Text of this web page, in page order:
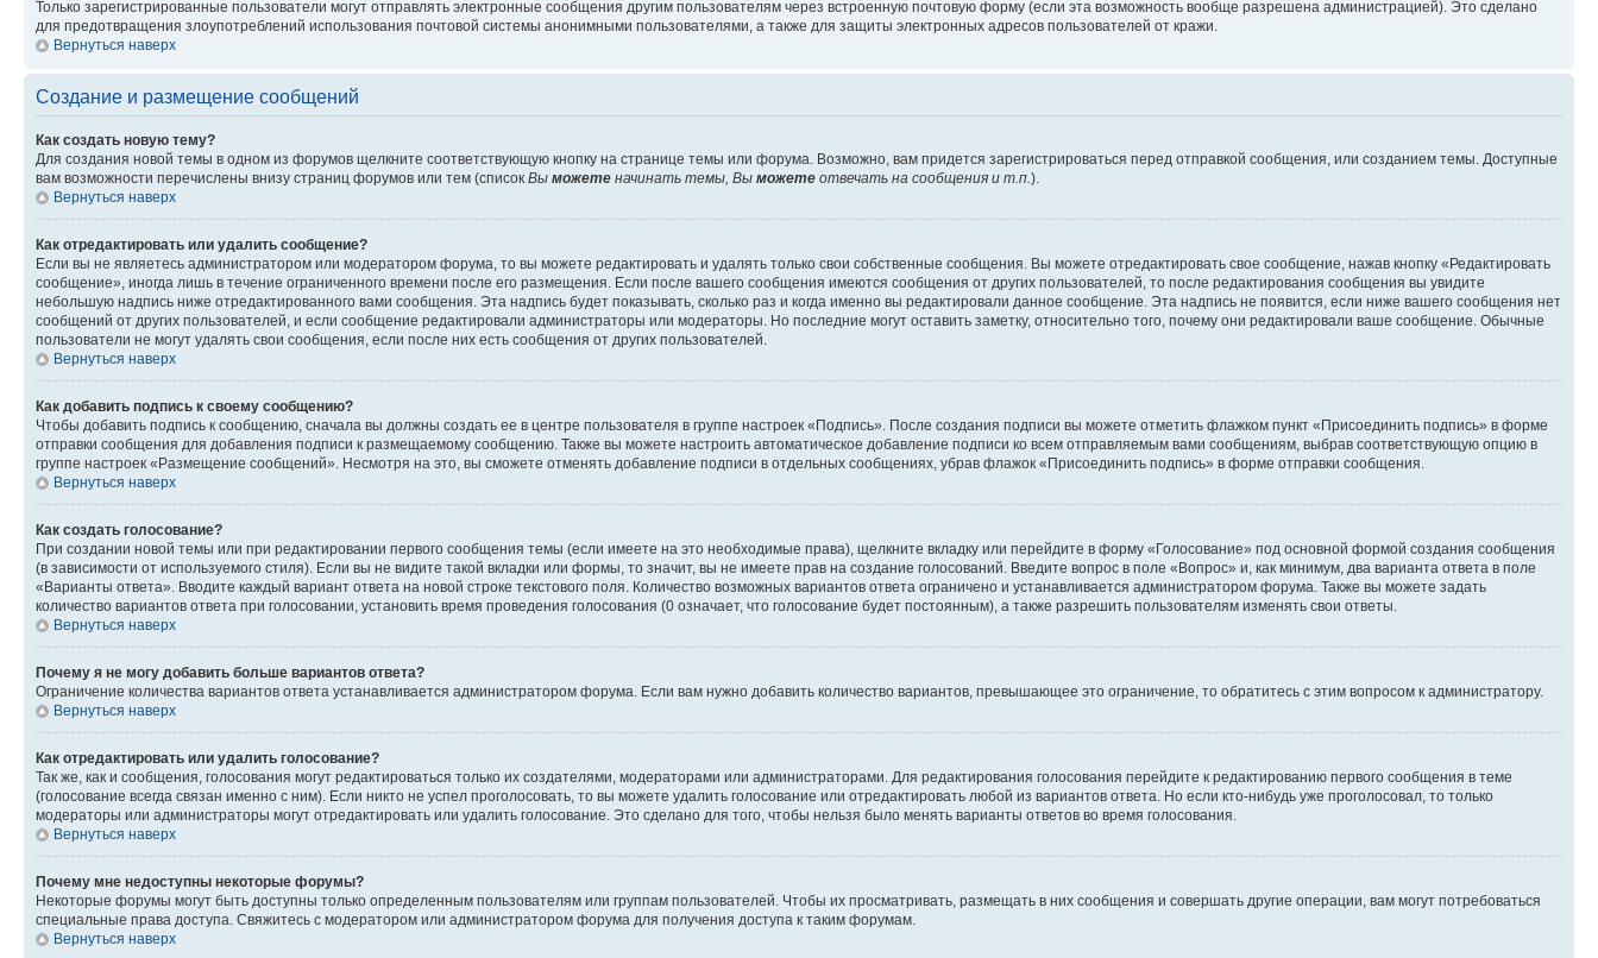
Только зарегистрированные пользователи могут отправлять электронные сообщения другим пользователям через встроенную почтовую форму (если эта возможность вообще разрешена администрацией). Это сделано
для предотвращения злоупотреблений использования почтовой системы анонимными пользователями, а также для защиты электронных адресов пользователей от кражи.
Вернуться наверх
Создание и размещение сообщений
Как создать новую тему?
Для создания новой темы в одном из форумов щелкните соответствующую кнопку на странице темы или форума. Возможно, вам придется зарегистрироваться перед отправкой сообщения, или созданием темы. Доступные
вам возможности перечислены внизу страниц форумов или тем (список Вы можете начинать темы, Вы можете отвечать на сообщения и т.п.).
Вернуться наверх
Как отредактировать или удалить сообщение?
Если вы не являетесь администратором или модератором форума, то вы можете редактировать и удалять только свои собственные сообщения. Вы можете отредактировать свое сообщение, нажав кнопку «Редактировать
сообщение», иногда лишь в течение ограниченного времени после его размещения. Если после вашего сообщения имеются сообщения от других пользователей, то после редактирования сообщения вы увидите
небольшую надпись ниже отредактированного вами сообщения. Эта надпись будет показывать, сколько раз и когда именно вы редактировали данное сообщение. Эта надпись не появится, если ниже вашего сообщения нет
сообщений от других пользователей, и если сообщение редактировали администраторы или модераторы. Но последние могут оставить заметку, относительно того, почему они редактировали ваше сообщение. Обычные
пользователи не могут удалять свои сообщения, если после них есть сообщения от других пользователей.
Вернуться наверх
Как добавить подпись к своему сообщению?
Чтобы добавить подпись к сообщению, сначала вы должны создать ее в центре пользователя в группе настроек «Подпись». После создания подписи вы можете отметить флажком пункт «Присоединить подпись» в форме
отправки сообщения для добавления подписи к размещаемому сообщению. Также вы можете настроить автоматическое добавление подписи ко всем отправляемым вами сообщениям, выбрав соответствующую опцию в
группе настроек «Размещение сообщений». Несмотря на это, вы сможете отменять добавление подписи в отдельных сообщениях, убрав флажок «Присоединить подпись» в форме отправки сообщения.
Вернуться наверх
Как создать голосование?
При создании новой темы или при редактировании первого сообщения темы (если имеете на это необходимые права), щелкните вкладку или перейдите в форму «Голосование» под основной формой создания сообщения
(в зависимости от используемого стиля). Если вы не видите такой вкладки или формы, то значит, вы не имеете прав на создание голосований. Введите вопрос в поле «Вопрос» и, как минимум, два варианта ответа в поле
«Варианты ответа». Вводите каждый вариант ответа на новой строке текстового поля. Количество возможных вариантов ответа ограничено и устанавливается администратором форума. Также вы можете задать
количество вариантов ответа при голосовании, установить время проведения голосования (0 означает, что голосование будет постоянным), а также разрешить пользователям изменять свои ответы.
Вернуться наверх
Почему я не могу добавить больше вариантов ответа?
Ограничение количества вариантов ответа устанавливается администратором форума. Если вам нужно добавить количество вариантов, превышающее это ограничение, то обратитесь с этим вопросом к администратору.
Вернуться наверх
Как отредактировать или удалить голосование?
Так же, как и сообщения, голосования могут редактироваться только их создателями, модераторами или администраторами. Для редактирования голосования перейдите к редактированию первого сообщения в теме
(голосование всегда связан именно с ним). Если никто не успел проголосовать, то вы можете удалить голосование или отредактировать любой из вариантов ответа. Но если кто-нибудь уже проголосовал, то только
модераторы или администраторы могут отредактировать или удалить голосование. Это сделано для того, чтобы нельзя было менять варианты ответов во время голосования.
Вернуться наверх
Почему мне недоступны некоторые форумы?
Некоторые форумы могут быть доступны только определенным пользователям или группам пользователей. Чтобы их просматривать, размещать в них сообщения и совершать другие операции, вам могут потребоваться
специальные права доступа. Свяжитесь с модератором или администратором форума для получения доступа к таким форумам.
Вернуться наверх